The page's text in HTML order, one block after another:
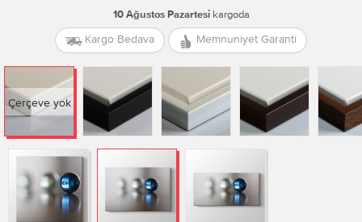
10 Ağustos Pazartesikargoda
Kargo Bedava Memnuniyet Garanti
Çerçeve yok